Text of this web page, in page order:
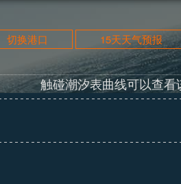
切换港口 15天天气预报
触碰潮汐表曲线可以查